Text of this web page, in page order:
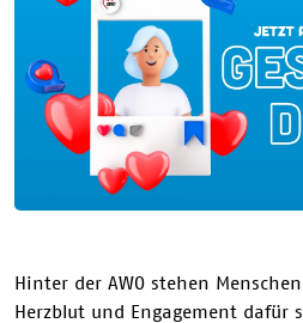
Hinter der AWO stehen
Herzblut und Engagement dafür